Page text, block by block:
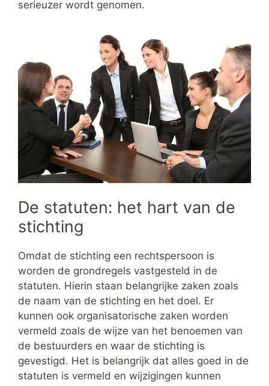
serieuzer wordt genomen.
De statuten: het hart van de
stichting
Omdat de stichting een rechtspersoon is
worden de grondregels vastgesteld in de
statuten. Hierin staan belangrijke zaken zoals
de naam van de stichting en het doel. Er
kunnen ook organisatorische zaken worden
vermeld zoals de wijze van het benoemen van
de bestuurders en waar de stichting is
gevestigd. Het is belangrijk dat alles goed in de
statuten is vermeld en wijzigingen kunnen